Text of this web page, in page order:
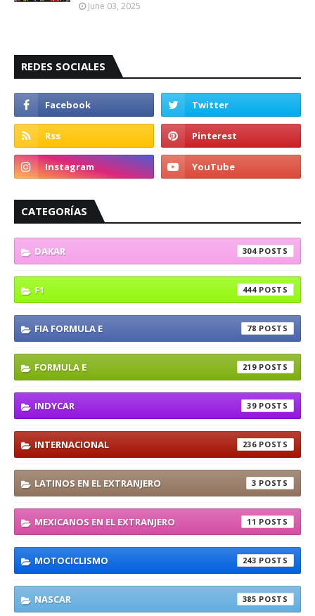
June 03, 2025
REDES SOCIALES
CATEGORÍAS
DAKAR 304
F1 444
FIA FORMULA E 78
FORMULA E 219
INDYCAR 39
INTERNACIONAL 236
LATINOS EN EL EXTRANJERO 3
MEXICANOS EN EL EXTRANJERO 11
MOTOCICLISMO 243
NASCAR 385